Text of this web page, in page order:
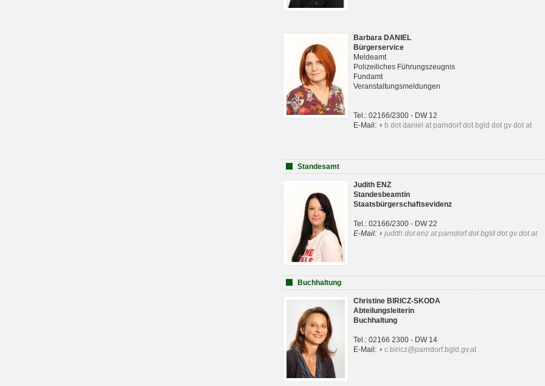
Barbara DANIEL
Bürgerservice
Meldeamt
Polizeiliches Führungszeugnis
Fundamt
Veranstaltungsmeldungen
Tel.: 02166/2300 - DW 12
E-Mail:
b dot daniel at parndorf dot bgld dot gv dot at
Standesamt
Judith ENZ
Standesbeamtin
Staatsbürgerschaftsevidenz
Tel.: 02166/2300 - DW 22
E-Mail:
judith dot enz at parndorf dot bgld dot gv dot at
Buchhaltung
Christine BIRICZ-SKODA
Abteilungsleiterin
Buchhaltung
Tel.: 02166 2300 - DW 14
E-Mail:
c.biricz@parndorf.bgld.gv.at